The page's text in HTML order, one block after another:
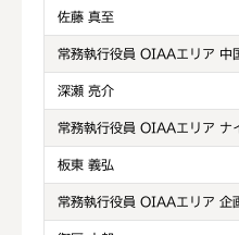
佐藤 真至
常務執行役員 OIAAエリア 中
深瀬 亮介
常務執行役員 OIAAエリア ナ
板東 義弘
常務執行役員 OIAAエリア 企